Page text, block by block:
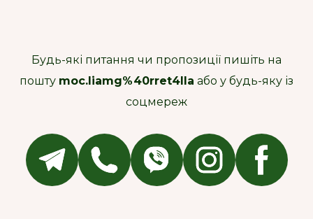
Будь-які питання чи пропозиції пишіть на
пошту moc.liamg%40rret4lla або у будь-яку із
соцмереж